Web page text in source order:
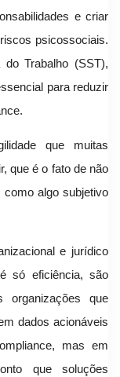
e criar
psicossociais.
Trabalho (SST),
para reduzir
que muitas
que é o fato de não
algo subjetivo
e jurídico
só eficiência, são
organizações que
dados acionáveis
mas em
que soluções